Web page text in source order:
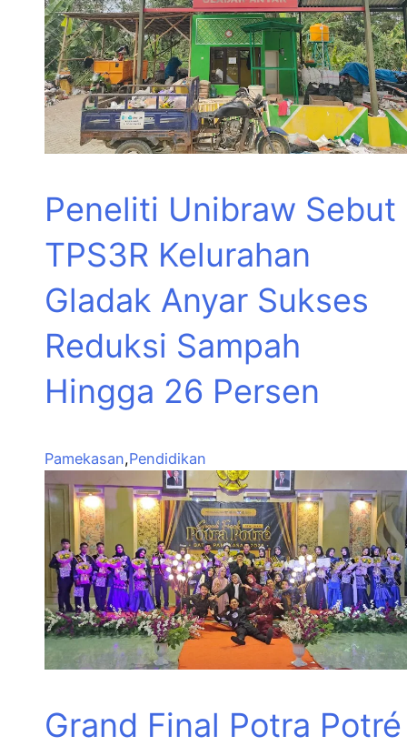
Peneliti Unibraw Sebut
TPS3R Kelurahan
Gladak Anyar Sukses
Reduksi Sampah
Hingga 26 Persen
Pamekasan,Pendidikan
Grand Final Potra Potré